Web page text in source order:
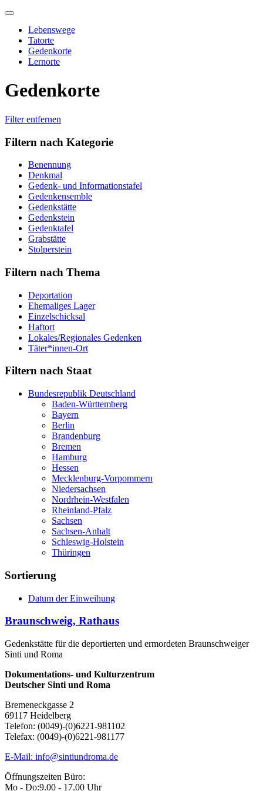
Skip
contentLebenswege
Tatorte
Gedenkorte
Lernorte
Gedenkorte
Filter entfernen
Filtern nach Kategorie
Benennung
Denkmal
Gedenk- und Informationstafel
Gedenkensemble
Gedenkstätte
Gedenkstein
Gedenktafel
Grabstätte
Stolperstein
Filtern nach Thema
Deportation
Ehemaliges Lager
Einzelschicksal
Haftort
Lokales/Regionales Gedenken
Täter*innen-Ort
Filtern nach Staat
Bundesrepublik Deutschland
Baden-Württemberg
Bayern
Berlin
Brandenburg
Bremen
Hamburg
Hessen
Mecklenburg-Vorpommern
Niedersachsen
Nordrhein-Westfalen
Rheinland-Pfalz
Sachsen
Sachsen-Anhalt
Schleswig-Holstein
Thüringen
Sortierung
Datum der Einweihung
Braunschweig, Rathaus
Gedenkstätte für die deportierten und ermordeten Braunschweiger
Sinti und Roma
Dokumentations- und Kulturzentrum
Deutscher Sinti und Roma
Bremeneckgasse 2
69117 Heidelberg
Telefon: (0049)-(0)6221-981102
Telefax: (0049)-(0)6221-981177
E-Mail: info@sintiundroma.de
Öffnungszeiten Büro:
Mo - Do:9.00 - 17.00 Uhr